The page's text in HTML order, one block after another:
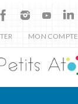
MON COMPTE